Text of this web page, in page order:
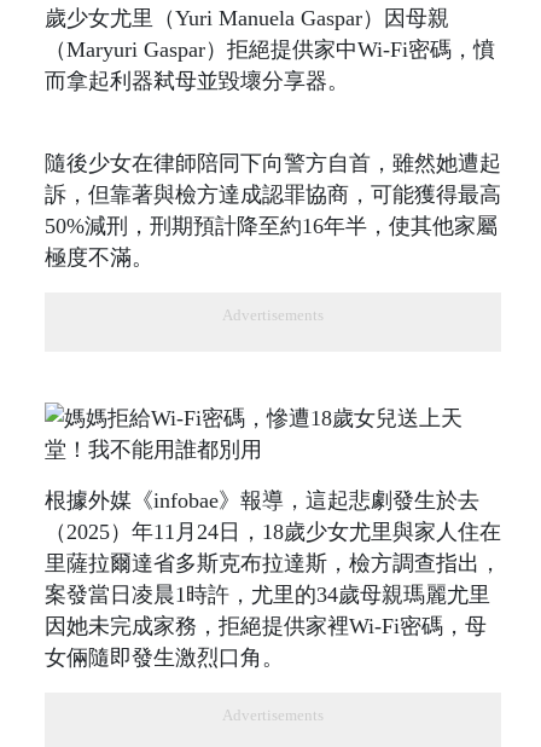
歲少女尤里（Yuri Manuela Gaspar）因母親
（Maryuri Gaspar）拒絕提供家中Wi-Fi密碼，憤
而拿起利器弒母並毀壞分享器。
隨後少女在律師陪同下向警方自首，雖然她遭起
訴，但靠著與檢方達成認罪協商，可能獲得最高
50%減刑，刑期預計降至約16年半，使其他家屬
極度不滿。
Advertisements
根據外媒《infobae》報導，這起悲劇發生於去
（2025）年11月24日，18歲少女尤里與家人住在
里薩拉爾達省多斯克布拉達斯，檢方調查指出，
案發當日凌晨1時許，尤里的34歲母親瑪麗尤里
因她未完成家務，拒絕提供家裡Wi-Fi密碼，母
女倆隨即發生激烈口角。
Advertisements